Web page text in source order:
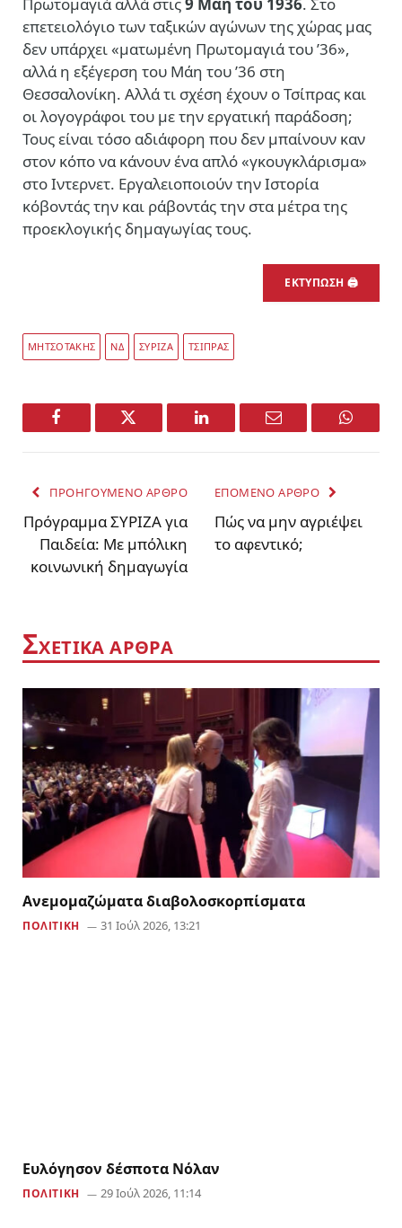
Πρωτομαγιά αλλά στις9 Μάη του 1936. Στο
επετειολόγιο των ταξικών αγώνων της χώρας μας
δεν υπάρχει «ματωμένη Πρωτομαγιά του ’36»,
αλλά η εξέγερση του Μάη του ’36 στη
Θεσσαλονίκη. Αλλά τι σχέση έχουν ο Τσίπρας και
οι λογογράφοι του με την εργατική παράδοση;
Τους είναι τόσο αδιάφορη που δεν μπαίνουν καν
στον κόπο να κάνουν ένα απλό «γκουγκλάρισμα»
στο Ιντερνετ. Εργαλειοποιούν την Ιστορία
κόβοντάς την και ράβοντάς την στα μέτρα της
προεκλογικής δημαγωγίας τους.
ΕΚΤΥΠΩΣΗ 🖨
ΜΗΤΣΟΤΑΚΗΣ ΝΔ ΣΥΡΙΖΑ ΤΣΙΠΡΑΣ
Facebook Twitter LinkedIn Email
ΠΡΟΗΓΟΥΜΕΝΟ ΑΡΘΡΟ
Πρόγραμμα ΣΥΡΙΖΑ για
Παιδεία: Με μπόλικη
κοινωνική δημαγωγία
ΕΠΟΜΕΝΟ ΑΡΘΡΟ
Πώς να μην αγριέψει
το αφεντικό;
ΣΧΕΤΙΚΑ ΑΡΘΡΑ
Aνεμομαζώματα διαβολοσκορπίσματα
ΠΟΛΙΤΙΚΗ 31 Ιούλ 2026, 13:21
Ευλόγησον δέσποτα Νόλαν
ΠΟΛΙΤΙΚΗ 29 Ιούλ 2026, 11:14